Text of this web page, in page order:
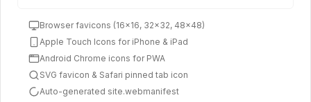
Browser favicons (16x16, 32x32, 48x48)
Apple Touch Icons for iPhone & iPad
Android Chrome icons for PWA
SVG favicon & Safari pinned tab icon
Auto-generated site.webmanifest